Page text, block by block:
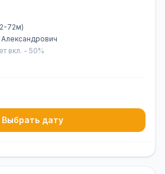
72м)
вкл. - 50%
Выбрать дату